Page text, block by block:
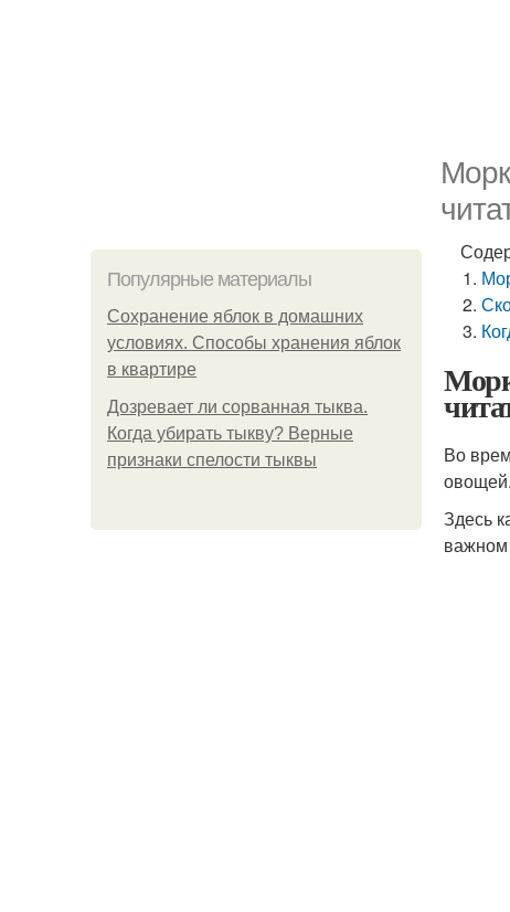
Популярные материалы
Сохранение яблок в домашних
условиях. Способы хранения яблок
в квартире
Дозревает ли сорванная тыква.
Когда убирать тыкву? Верные
признаки спелости тыквы
Во
Здесь
важном